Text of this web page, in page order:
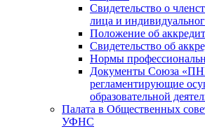
Свидетельство о
лица и
Положение об
Свидетельство об
Нормы
Документы Союза
регламентирующие
образовательной
Палата в Общественных
УФНС